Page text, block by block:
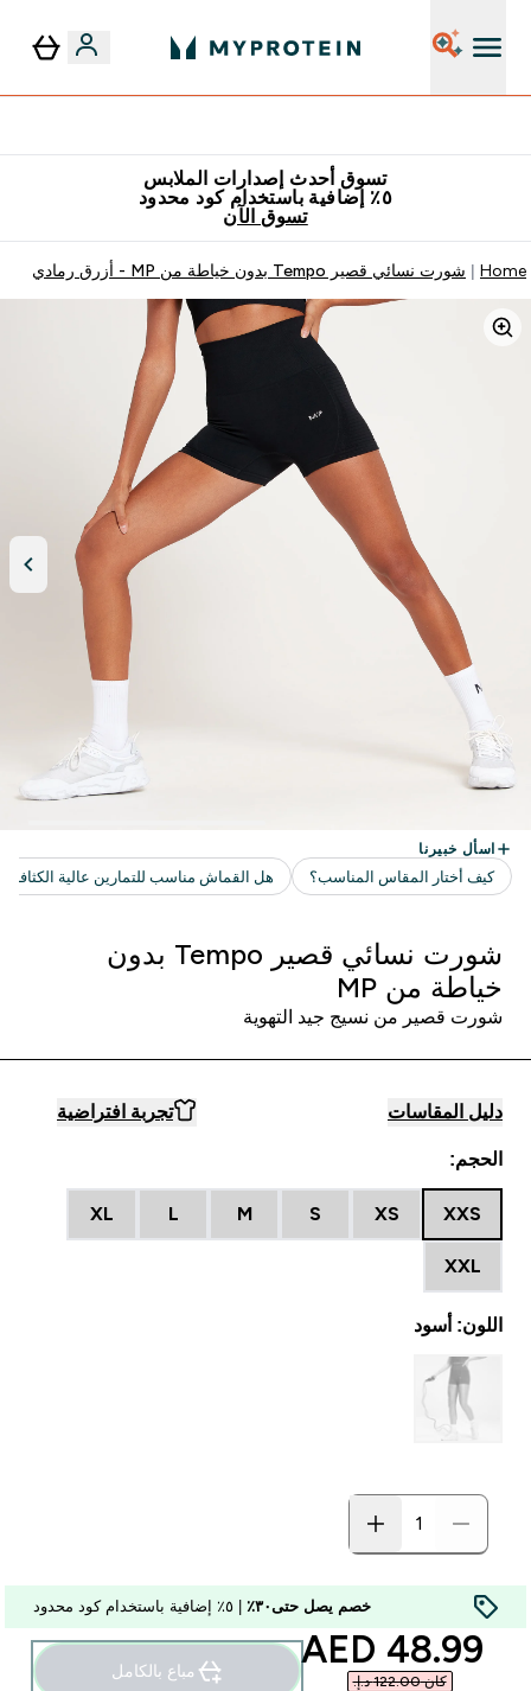
تسوق أحدث إصدارات الملابس
٥٪ إضافية باستخدام كود محدود
تسوق الآن
Home شورت نسائي قصير Tempo بدون خياطة من MP ‏- أزرق رمادي
شورت نسائي قصير Tempo بدون
خياطة من MP
شورت قصير من نسيج جيد التهوية
دليل المقاسات تجربة افتراضية
الحجم:
XXS
XS
S
M
L
XL
XXL
اللون: أسود
خصم يصل حتى٣٠٪
discounted price
48.99 AED‎
كان ‏122.00 د.إ.‏‎
مباع بالكامل